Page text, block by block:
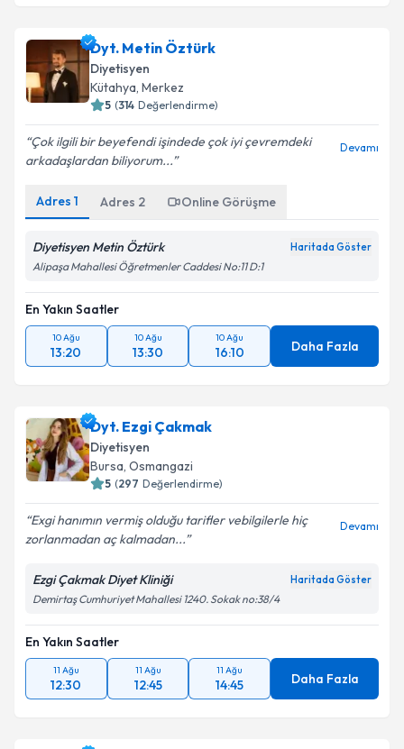
Dyt. Metin Öztürk
Diyetisyen
Kütahya, Merkez
5 (314 Değerlendirme)
Çok ilgili bir beyefendi işindede çok iyi çevremdeki
arkadaşlardan biliyorum...
Devamı
Adres 1 Adres 2 Online Görüşme
Diyetisyen Metin Öztürk Haritada Göster
Alipaşa Mahallesi Öğretmenler Caddesi No:11 D:1
En Yakın Saatler
10 Ağu
13:20
10 Ağu
13:30
10 Ağu
16:10 Daha Fazla
Dyt. Ezgi Çakmak
Diyetisyen
Bursa, Osmangazi
5 (297 Değerlendirme)
Exgi hanımın vermiş olduğu tarifler vebilgilerle hiç
zorlanmadan aç kalmadan...
Devamı
Ezgi Çakmak Diyet Kliniği Haritada Göster
Demirtaş Cumhuriyet Mahallesi 1240. Sokak no:38/4
En Yakın Saatler
11 Ağu
12:30
11 Ağu
12:45
11 Ağu
14:45 Daha Fazla